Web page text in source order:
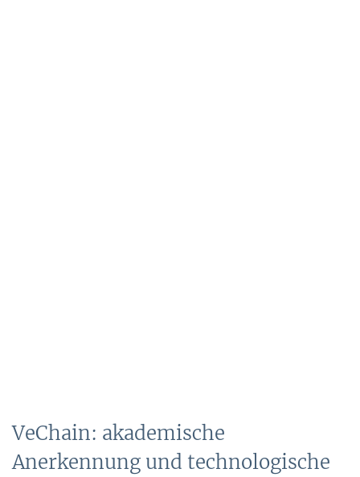
VeChain: akademische
Anerkennung und technologische